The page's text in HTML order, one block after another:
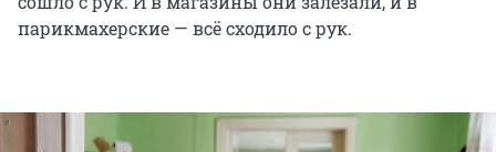
парикмахерские — всё сходило с рук.